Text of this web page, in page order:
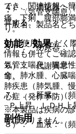
４）． 消化器：（
痛、下痢、腹部膨
り。
５）． 泌尿器：（
６）． 代謝異常：
等。
７）． 肝臓：（頻
−Ｐ上昇、ＬＤＨ上
８）． 血液：（頻
・ 〈気管支喘息〉
算する。
効能・効果
気管支喘息、喘息
全、肺水腫、心臓
肺疾患（肺気腫、
心症（発作予防）
副作用
でき、関連情報へ
一般名、製品名ど
※ ご使用いただく
情報も併せてご確
※本製品は疾病の
ではありません。